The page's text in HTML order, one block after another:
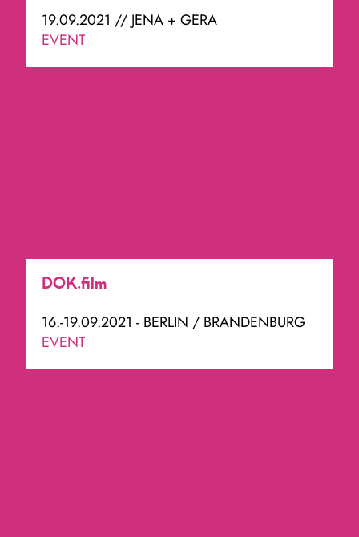
19.09.2021 // JENA + GERA
EVENT
DOK.film
16.-19.09.2021 - BERLIN / BRANDENBURG
EVENT